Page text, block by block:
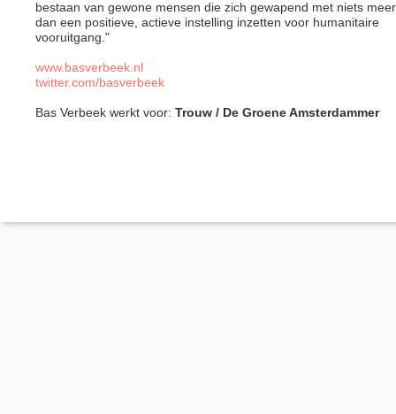
bestaan van gewone mensen die zich gewapend met niets meer
dan een positieve, actieve instelling inzetten voor humanitaire
vooruitgang."
www.basverbeek.nl
twitter.com/basverbeek
Bas Verbeek werkt voor: Trouw / De Groene Amsterdammer